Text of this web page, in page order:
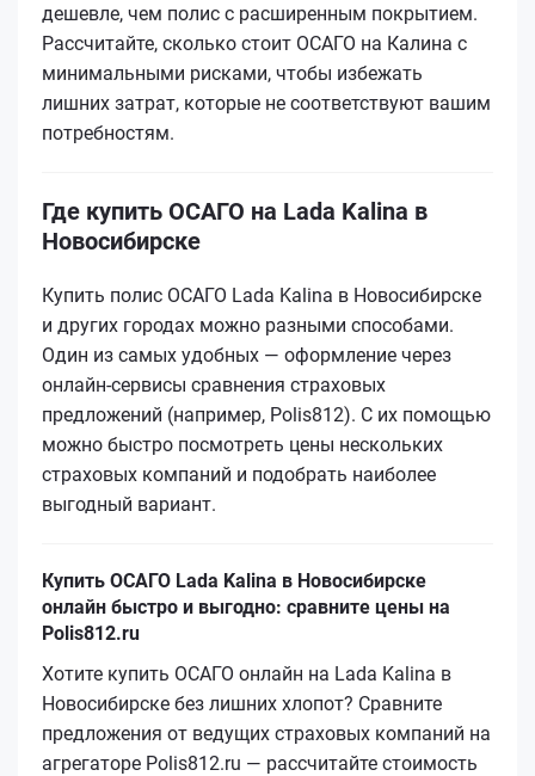
дешевле, чем полис с расширенным покрытием.
Рассчитайте, сколько стоит ОСАГО на Калина с
минимальными рисками, чтобы избежать
лишних затрат, которые не соответствуют вашим
потребностям.
Где купить ОСАГО на Lada Kalina в
Новосибирске
Купить полис ОСАГО Lada Kalina в Новосибирске
и других городах можно разными способами.
Один из самых удобных — оформление через
онлайн-сервисы сравнения страховых
предложений (например, Polis812). С их помощью
можно быстро посмотреть цены нескольких
страховых компаний и подобрать наиболее
выгодный вариант.
Купить ОСАГО Lada Kalina в Новосибирске
онлайн быстро и выгодно: сравните цены на
Polis812.ru
Хотите купить ОСАГО онлайн на Lada Kalina в
Новосибирске без лишних хлопот? Сравните
предложения от ведущих страховых компаний на
агрегаторе Polis812.ru — рассчитайте стоимость